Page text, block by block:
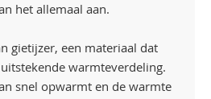
het allemaal aan.
gietijzer, een materiaal dat
warmteverdeling.
snel opwarmt en de warmte